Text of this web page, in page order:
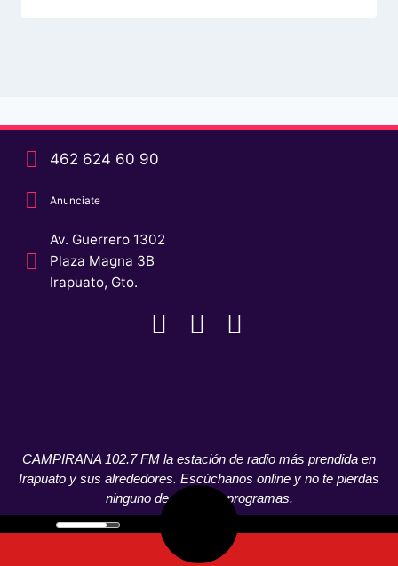
462 624 60 90
Anunciate
Av. Guerrero 1302
Plaza Magna 3B
Irapuato, Gto.
CAMPIRANA 102.7 FM la estación de radio más prendida en
Irapuato y sus alrededores. Escúchanos online y no te pierdas
ninguno de nuestros programas.